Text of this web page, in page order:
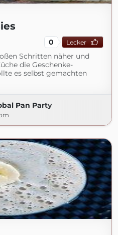
0 Lecker
Schritten näher und
die Geschenke-
es selbst gemachten
Pan Party